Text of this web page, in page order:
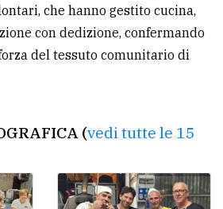
che hanno gestito cucina,
con dedizione, confermando
del tessuto comunitario di
(vedi tutte le 15